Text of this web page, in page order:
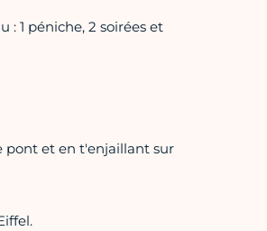
: 1 péniche, 2 soirées et
pont et en t'enjaillant sur